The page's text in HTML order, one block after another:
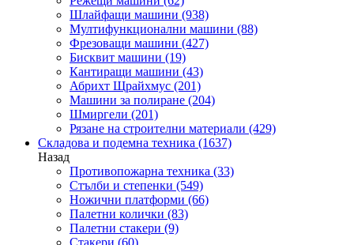
Шлайфащи машини (938)
Мултифункционални машини (88)
Фрезоващи машини (427)
Бисквит машини (19)
Кантиращи машини (43)
Абрихт Щрайхмус (201)
Машини за полиране (204)
Шмиргели (201)
Рязане на строителни материали (429)
Складова и подемна техника (1637)
Назад
Противопожарна техника (33)
Стълби и степенки (549)
Ножични платформи (66)
Палетни колички (83)
Палетни стакери (9)
Стакери (60)